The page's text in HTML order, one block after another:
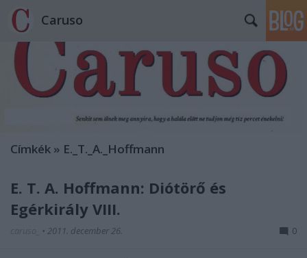
Caruso
Címkék » E._T._A._Hoffmann
E. T. A. Hoffmann: Diótörő és
Egérkirály VIII.
caruso_ • 2011. december 26. 0